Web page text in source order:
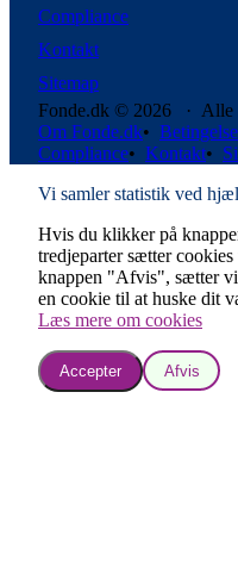
Compliance
Kontakt
Sitemap
Fonde.dk © 2026 · Alle
Om Fonde.dk•
Compliance• Kontakt•
Vi samler statistik ved
Hvis du klikker på
tredjeparter sætter
knappen "Afvis", sætter
en cookie til at huske dit
Læs mere om cookies
Accepter Afvis